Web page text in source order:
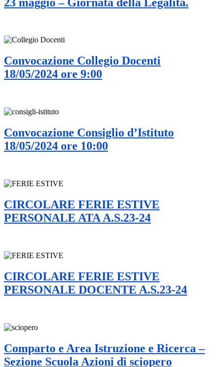
Convocazione Collegio Docenti
18/05/2024 ore 9:00
Convocazione Consiglio d’Istituto
18/05/2024 ore 10:00
CIRCOLARE FERIE ESTIVE
PERSONALE ATA A.S.23-24
CIRCOLARE FERIE ESTIVE
PERSONALE DOCENTE A.S.23-24
Comparto e Area Istruzione e Ricerca –
Sezione Scuola Azioni di sciopero